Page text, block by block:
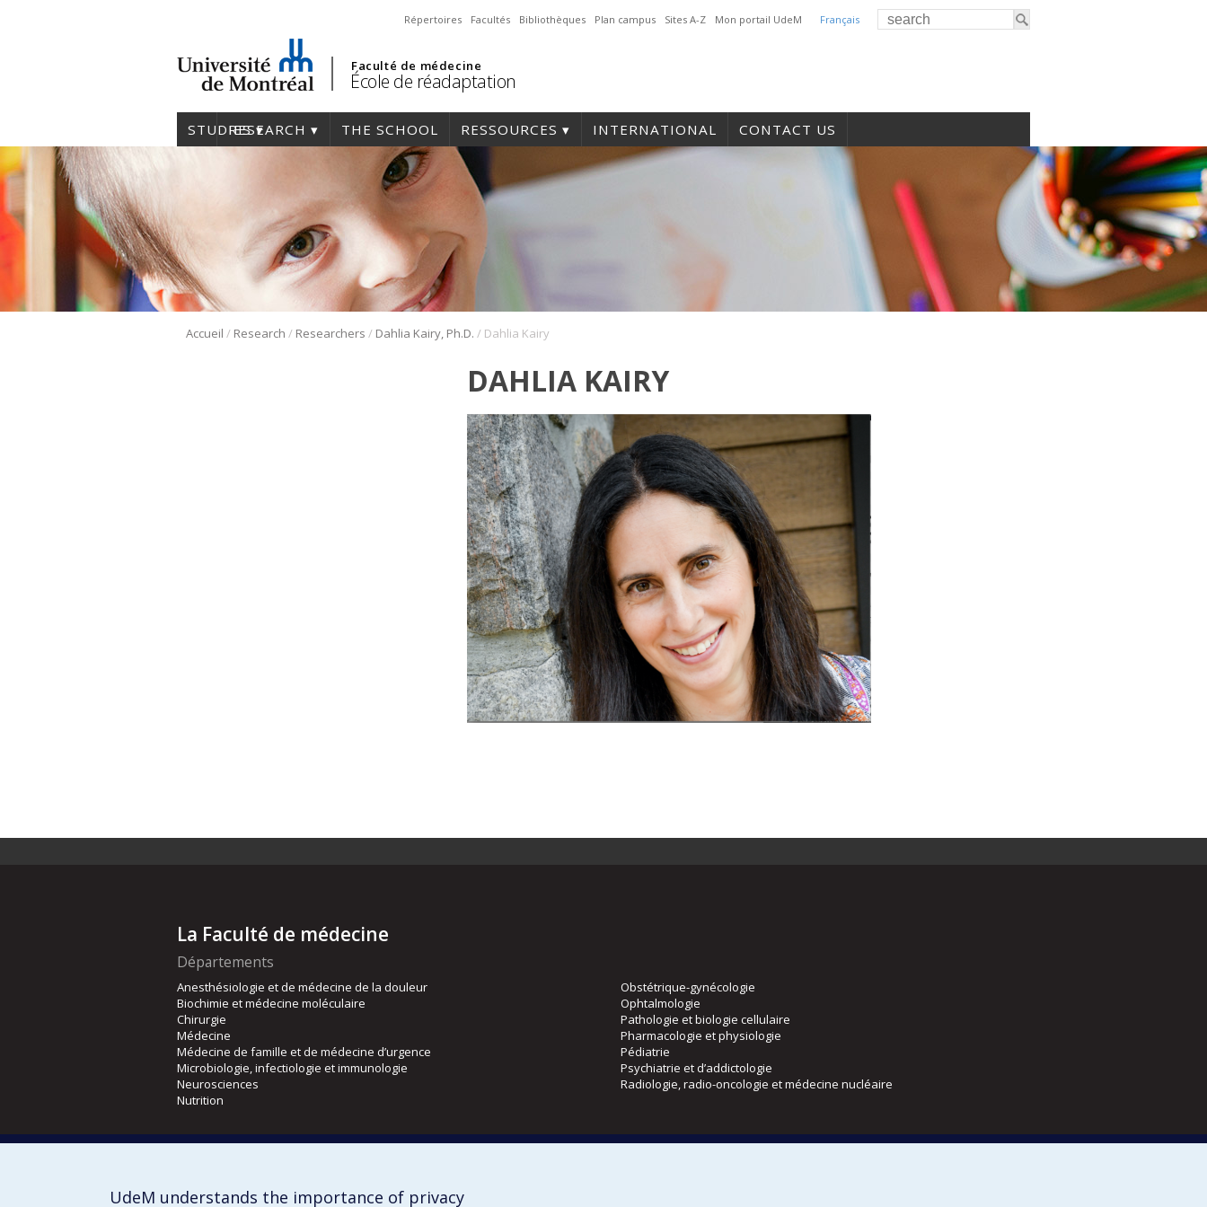
Français
Répertoires Facultés Bibliothèques Plan campus Sites A-Z Mon portail UdeM
Faculté de médecine
École de réadaptation
STUDIESRESEARCH THE SCHOOL RESSOURCES INTERNATIONAL CONTACT US
Accueil / Research / Researchers / Dahlia Kairy, Ph.D. / Dahlia Kairy
DAHLIA KAIRY
La Faculté de médecine
Départements
Anesthésiologie et de médecine de la douleur
Biochimie et médecine moléculaire
Chirurgie
Médecine
Médecine de famille et de médecine d’urgence
Microbiologie, infectiologie et immunologie
Neurosciences
Nutrition
Obstétrique-gynécologie
Ophtalmologie
Pathologie et biologie cellulaire
Pharmacologie et physiologie
Pédiatrie
Psychiatrie et d’addictologie
Radiologie, radio-oncologie et médecine nucléaire
Écoles
Réadaptation
Directions
UdeM understands the importance of privacy